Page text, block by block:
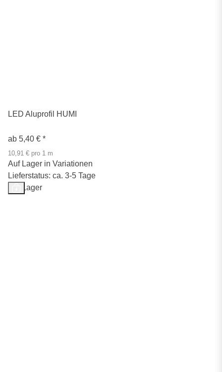
LED Aluprofil HUMI
ab 5,40 € *
10,91 € pro 1 m
Auf Lager in Variationen
Lieferstatus: ca. 3-5 Tage
Auf Lager